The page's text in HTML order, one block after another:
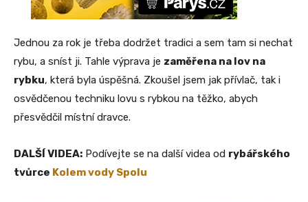
Jednou za rok je třeba dodržet tradici a sem tam si nechat
rybu, a sníst ji. Tahle výprava je zaměřena na lov na
rybku, která byla úspěšná. Zkoušel jsem jak přívlač, tak i
osvědčenou techniku lovu s rybkou na těžko, abych
přesvědčil místní dravce.
DALŠÍ VIDEA: Podívejte se na další videa od rybářského
tvůrce Kolem vody Spolu